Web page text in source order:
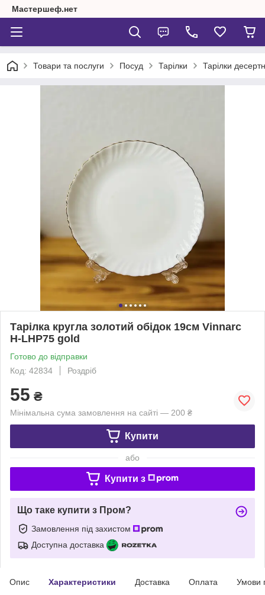
Мастершеф.нет
Товари та послуги Посуд Тарілки Тарілки
Тарілка кругла золотий обідок 19см Vinnarc
H-LHP75 gold
Готово до відправки
Код: 42834
Роздріб
55 ₴
Мінімальна сума замовлення на сайті — 200 ₴
Купити
або
Купити з
Що таке купити з Пром?
Замовлення під захистом
Доступна доставка
Опис Характеристики Доставка Оплата Умови